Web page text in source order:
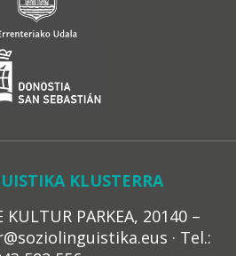
KLUSTERRA
KULTUR PARKEA, 20140 –
· Tel.: